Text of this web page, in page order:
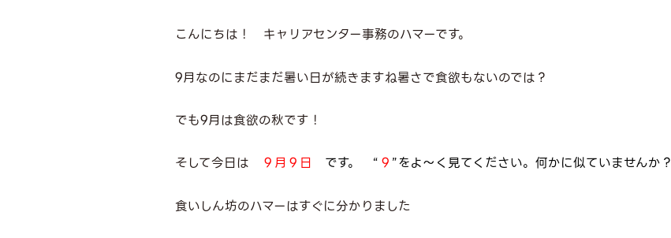
こんにちは！ キャリアセンター事務のハマーです。
9月なのにまだまだ暑い日が続きますね暑さで食欲もないのでは？
でも9月は食欲の秋です！
そして今日は ９月９日 です。 “ ９ ”をよ～く見てください。何かに似ていませんか？
食いしん坊のハマーはすぐに分かりました